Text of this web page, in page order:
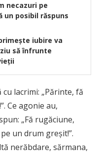
necazuri pe
un posibil răspuns
iubire va
să înfrunte
lacrimi: „Părinte, fă
Ce agonie au,
„Fă rugăciune,
un drum greşit!”.
nerăbdare, sărmana,